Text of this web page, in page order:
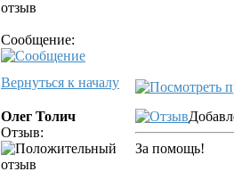
Сообщение:
Вернуться к началу
Олег Толич
Отзыв:
За помощь!